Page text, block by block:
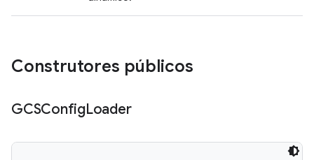
Construtores públicos
GCSConfigLoader